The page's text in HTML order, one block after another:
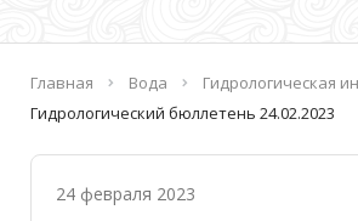
Главная Вода
Гидрологическая
Гидрологический бюллетень 24.02.2023
24 февраля 2023